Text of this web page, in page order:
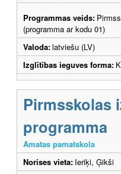
Programmas veids:
(programma ar kodu 01)
Valoda:latviešu (LV)
Izglītības ieguves forma:
Pirmsskolas
programma
Amatas pamatskola
Norises vieta: Ieriķi, Ģikši